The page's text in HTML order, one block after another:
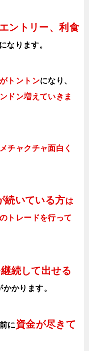
ントリー、利食
になります。
トントンになり、
ドン増えていきま
チャクチャ面白く
続いている方は
トレードを行って
続して出せる
かかります。
に資金が尽きて